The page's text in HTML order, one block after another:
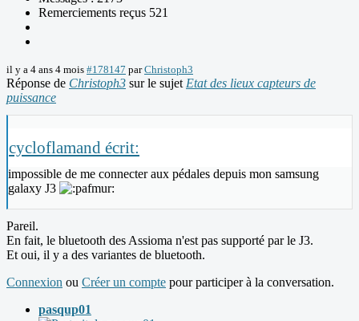
Remerciements reçus 521
il y a 4 ans 4 mois #178147 parChristoph3
Réponse de Christoph3 sur le sujet Etat des lieux capteurs de
puissance
cycloflamand écrit:
impossible de me connecter aux pédales depuis mon samsung
galaxy J3
Pareil.
En fait, le bluetooth des Assioma n'est pas supporté par le J3.
Et oui, il y a des variantes de bluetooth.
Connexion ou Créer un compte pour participer à la conversation.
pasqup01